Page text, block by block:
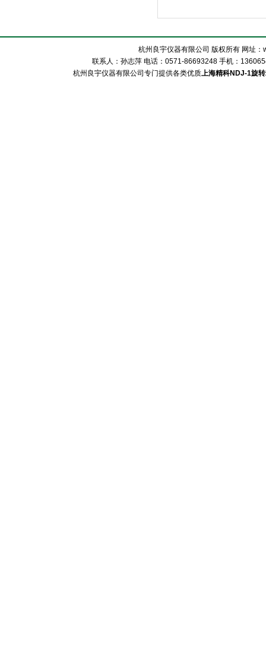
杭州良宇仪器有限公司 版权所有 网址
联系人：孙志萍 电话：0571-86693248 手机：
杭州良宇仪器有限公司专门提供各类优质上海精科NDJ-1旋